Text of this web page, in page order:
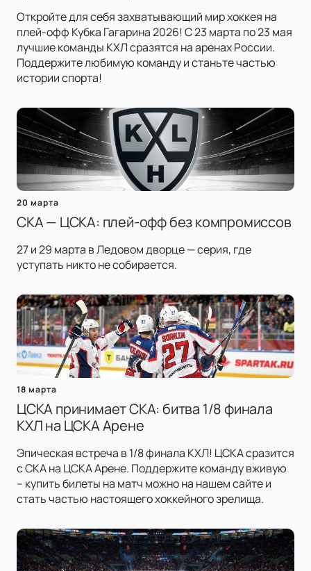
Откройте для себя захватывающий мир хоккея на
плей-офф Кубка Гагарина 2026! С 23 марта по 23 мая
лучшие команды КХЛ сразятся на аренах России.
Поддержите любимую команду и станьте частью
истории спорта!
20 марта
СКА — ЦСКА: плей-офф без компромиссов
27 и 29 марта в Ледовом дворце — серия, где
уступать никто не собирается.
18 марта
ЦСКА принимает СКА: битва 1/8 финала
КХЛ на ЦСКА Арене
Эпическая встреча в 1/8 финала КХЛ! ЦСКА сразится
с СКА на ЦСКА Арене. Поддержите команду вживую
– купить билеты на матч можно на нашем сайте и
стать частью настоящего хоккейного зрелища.